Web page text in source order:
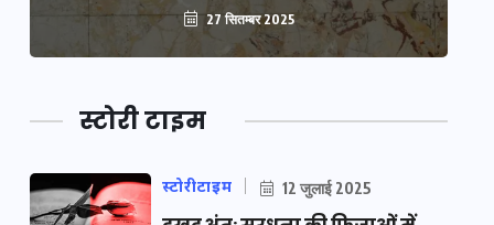
27 सितम्बर 2025
स्टोरी टाइम
स्टोरीटाइम 12 जुलाई 2025